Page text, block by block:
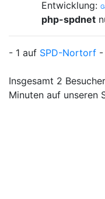
Entwicklung:
php-spdnet
- 1 auf SPD-Nortorf -
Insgesamt 2
Minuten auf unseren